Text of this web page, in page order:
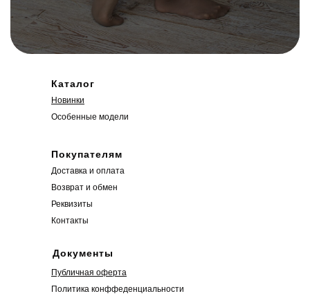
Каталог
Новинки
Особенные модели
Доставка и оплата
Возврат и обмен
Публичная оферта
Политика конффеденциальности
Реквизиты
Контакты
Покупателям
Документы